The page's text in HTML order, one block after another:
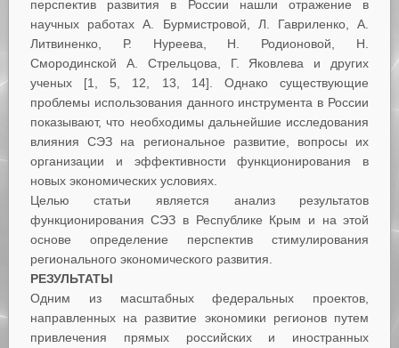
перспектив развития в России нашли отражение в
научных работах А. Бурмистровой, Л. Гавриленко, А.
Литвиненко, Р. Нуреева, Н. Родионовой, Н.
Смородинской А. Стрельцова, Г. Яковлева и других
ученых [1, 5, 12, 13, 14]. Однако существующие
проблемы использования данного инструмента в России
показывают, что необходимы дальнейшие исследования
влияния СЭЗ на региональное развитие, вопросы их
организации и эффективности функционирования в
новых экономических условиях.
Целью статьи является анализ результатов
функционирования СЭЗ в Республике Крым и на этой
основе определение перспектив стимулирования
регионального экономического развития.
РЕЗУЛЬТАТЫ
Одним из масштабных федеральных проектов,
направленных на развитие экономики регионов путем
привлечения прямых российских и иностранных